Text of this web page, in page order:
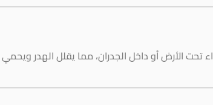
تحت الأرض أو داخل الجدران، مما يقلل الهدر ويحمي